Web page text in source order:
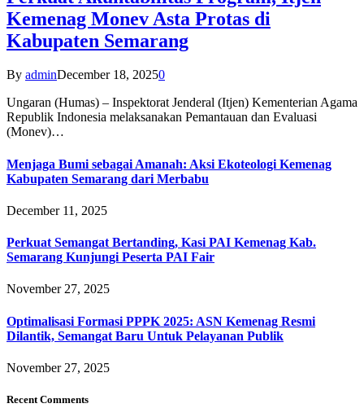
Kemenag Monev Asta Protas di
Kabupaten Semarang
By adminDecember 18, 20250
Ungaran (Humas) – Inspektorat Jenderal (Itjen) Kementerian Agama
Republik Indonesia melaksanakan Pemantauan dan Evaluasi
(Monev)…
Menjaga Bumi sebagai Amanah: Aksi Ekoteologi Kemenag
Kabupaten Semarang dari Merbabu
December 11, 2025
Perkuat Semangat Bertanding, Kasi PAI Kemenag Kab.
Semarang Kunjungi Peserta PAI Fair
November 27, 2025
Optimalisasi Formasi PPPK 2025: ASN Kemenag Resmi
Dilantik, Semangat Baru Untuk Pelayanan Publik
November 27, 2025
Recent Comments